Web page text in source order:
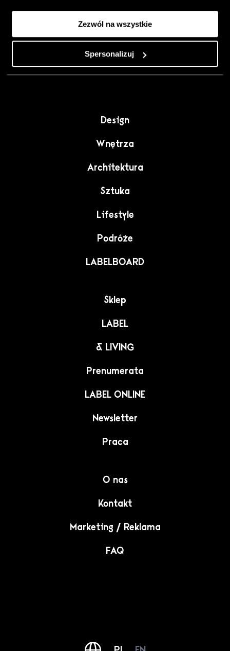
Zezwól na wszystkie
Spersonalizuj
rzemiosło jako
punkt wyjścia
do wnętrz
pełnych
charakteru”.
Design
Wnętrza
Architektura
Sztuka
Lifestyle
Podróże
LABELBOARD
Sklep
LABEL
& LIVING
Prenumerata
LABEL ONLINE
Newsletter
Praca
O nas
Kontakt
Marketing / Reklama
FAQ